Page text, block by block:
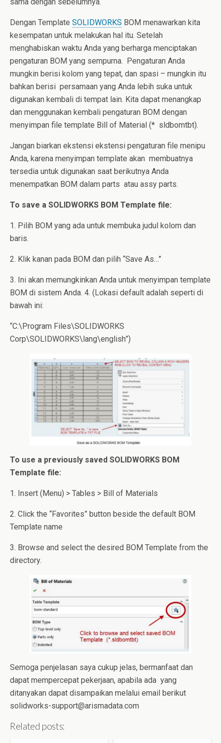
Dengan Template SOLIDWORKS BOM menawarkan kita
kesempatan untuk melakukan hal itu. Setelah
menghabiskan waktu Anda yang berharga menciptakan
pengaturan BOM yang sempurna. Pengaturan Anda
mungkin berisi kolom yang tepat, dan spasi – mungkin itu
bahkan berisi persamaan yang Anda lebih suka untuk
digunakan kembali di tempat lain. Kita dapat menangkap
dan menggunakan kembali pengaturan BOM dengan
menyimpan file template Bill of Material (* sldbomtbt).
Jangan biarkan ekstensi ekstensi pengaturan file menipu
Anda, karena menyimpan template akan membuatnya
tersedia untuk digunakan saat berikutnya Anda
menempatkan BOM dalam parts atau assy parts.
To save a SOLIDWORKS BOM Template file:
1. Pilih BOM yang ada untuk membuka judul kolom dan
baris.
2. Klik kanan pada BOM dan pilih “Save As…”
3. Ini akan memungkinkan Anda untuk menyimpan template
BOM di sistem Anda. 4. (Lokasi default adalah seperti di
bawah ini:
“C:\Program Files\SOLIDWORKS
Corp\SOLIDWORKS\lang\english”)
To use a previously saved SOLIDWORKS BOM
Template file:
1. Insert (Menu) > Tables > Bill of Materials
2. Click the “Favorites” button beside the default BOM
Template name
3. Browse and select the desired BOM Template from the
directory.
Semoga penjelasan saya cukup jelas, bermanfaat dan
dapat mempercepat pekerjaan, apabila ada yang
ditanyakan dapat disampaikan melalui email berikut
solidworks-support@arismadata.com
Related posts: